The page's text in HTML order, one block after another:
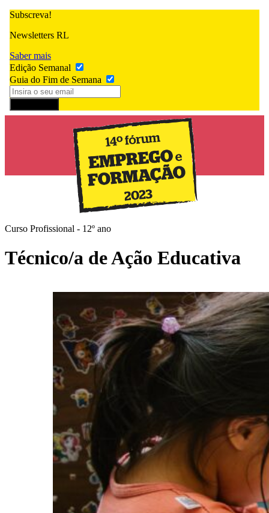
Subscreva!
Newsletters RL
Saber mais
Edição Semanal
Guia do Fim de Semana
Curso Profissional - 12º ano
Técnico/a de Ação Educativa